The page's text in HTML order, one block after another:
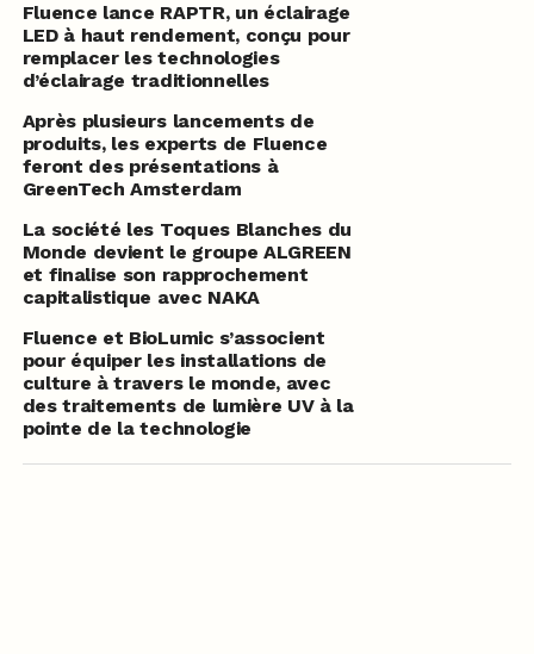
Fluence lance RAPTR, un éclairage
LED à haut rendement, conçu pour
remplacer les technologies
d’éclairage traditionnelles
Après plusieurs lancements de
produits, les experts de Fluence
feront des présentations à
GreenTech Amsterdam
La société les Toques Blanches du
Monde devient le groupe ALGREEN
et finalise son rapprochement
capitalistique avec NAKA
Fluence et BioLumic s’associent
pour équiper les installations de
culture à travers le monde, avec
des traitements de lumière UV à la
pointe de la technologie